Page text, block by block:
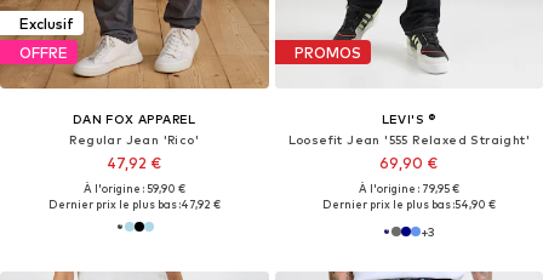
Exclusif
OFFRE
DAN FOX APPAREL
Regular Jean 'Rico'
47,92 €
À l'origine : 59,90 €
Dernier prix le plus bas :47,92 €
PROMOS
LEVI'S ®
Loosefit Jean '555 Relaxed Straight'
69,90 €
À l'origine : 79,95 €
Dernier prix le plus bas :54,90 €
+3